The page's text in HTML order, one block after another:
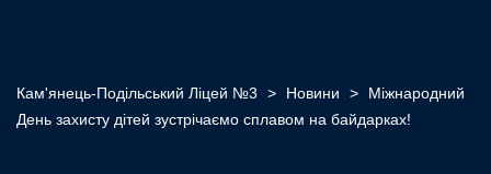
Кам'янець-Подільський Ліцей №3 > Новини >
Міжнародний
День захисту дітей зустрічаємо сплавом на байдарках!